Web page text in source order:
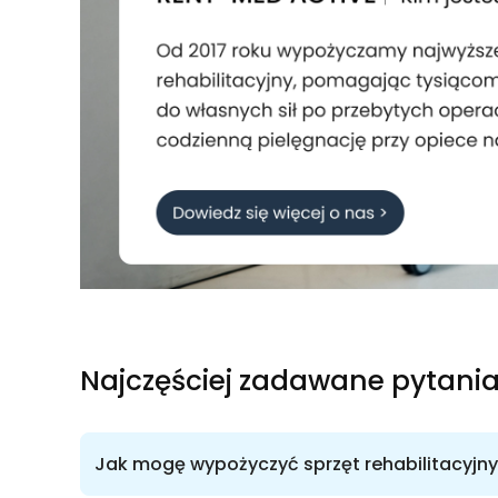
Najczęściej zadawane
Jak mogę wypożyczyć sprzęt